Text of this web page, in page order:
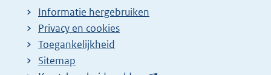
Informatie hergebruiken
Privacy en cookies
Toegankelijkheid
Sitemap